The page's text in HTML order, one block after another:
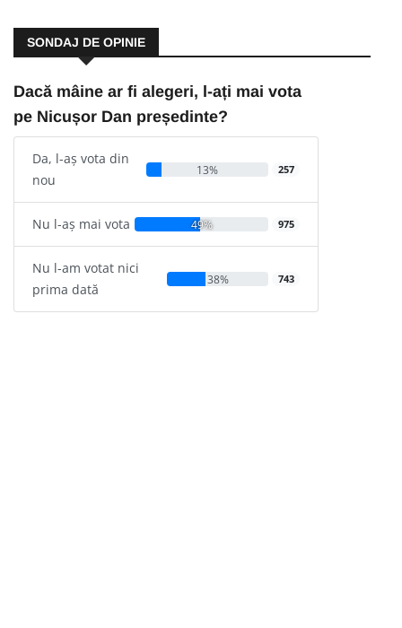
SONDAJ DE OPINIE
Dacă mâine ar fi alegeri, l-ați mai vota
pe Nicușor Dan președinte?
Da, l-aș vota din
nou
13% 257
Nu l-aș mai vota 49% 975
Nu l-am votat nici
prima dată
38% 743